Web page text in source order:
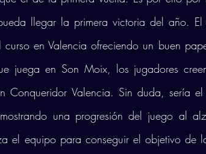
llegar la primera victoria del año. El
curso en Valencia ofreciendo un buen
juega en Son Moix, los jugadores
Conqueridor Valencia. Sin duda, sería
una progresión del juego al
el equipo para conseguir el objetivo de